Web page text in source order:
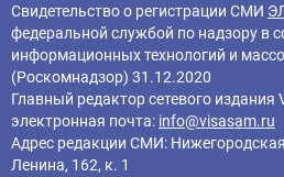
Свидетельство о регистрации СМИ
федеральной службой по надзору в
информационных технологий и
(Роскомнадзор) 31.12.2020
Главный редактор cетевого
электронная почта: info@visasam.ru
Адрес редакции СМИ:
Ленина, 162, к. 1